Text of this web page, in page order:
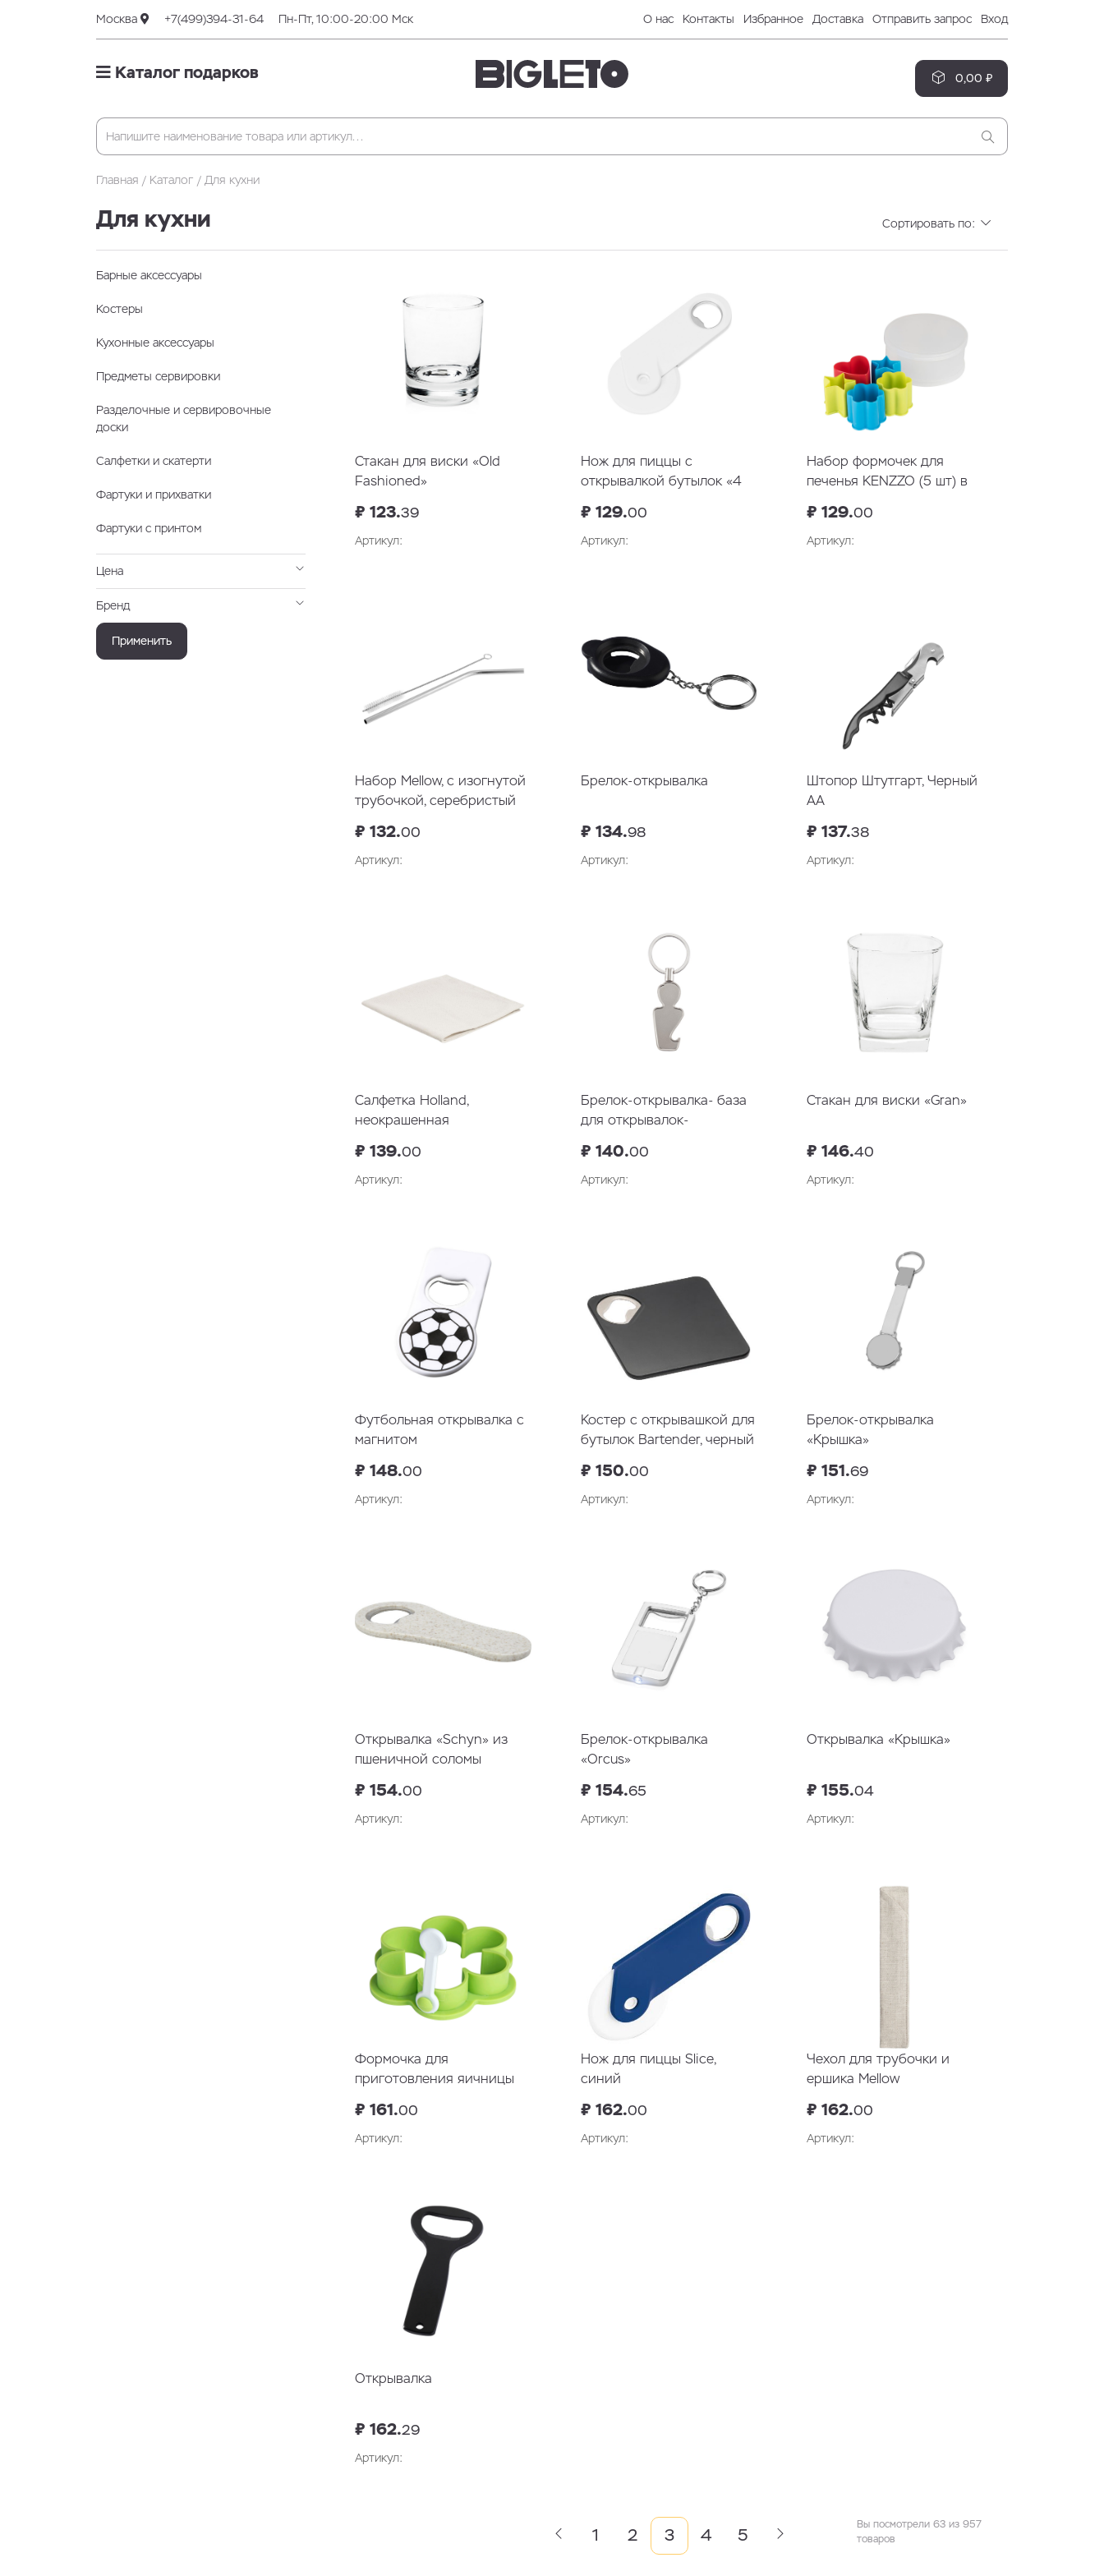
Москва +7(499)394-31-64 Пн-Пт, 10:00-20:00 Мск О нас Контакты Избранное Доставка Отправить запрос Вход
Каталог подарков 0,00 ₽
Главная Каталог Для кухни
Для кухни Сортировать по:
Барные аксессуары
Костеры
Кухонные аксессуары
Предметы сервировки
Разделочные и сервировочные
доски
Салфетки и скатерти
Фартуки и прихватки
Фартуки с принтом
Цена
Бренд
Применить
Стакан для виски «Old
Fashioned»
₽ 123.39
Артикул:
Нож для пиццы с
открывалкой бутылок «4
₽ 129.00
Артикул:
Набор формочек для
печенья KENZZO (5 шт) в
₽ 129.00
Артикул:
Набор Mellow, с изогнутой
трубочкой, серебристый
₽ 132.00
Артикул:
Брелок-открывалка
₽ 134.98
Артикул:
Штопор Штутгарт, Черный
AA
₽ 137.38
Артикул:
Салфетка Holland,
неокрашенная
₽ 139.00
Артикул:
Брелок-открывалка- база
для открывалок-
₽ 140.00
Артикул:
Стакан для виски «Gran»
₽ 146.40
Артикул:
Футбольная открывалка с
магнитом
₽ 148.00
Артикул:
Костер с открывашкой для
бутылок Bartender, черный
₽ 150.00
Артикул:
Брелок-открывалка
«Крышка»
₽ 151.69
Артикул:
Открывалка «Schyn» из
пшеничной соломы
₽ 154.00
Артикул:
Брелок-открывалка
«Orcus»
₽ 154.65
Артикул:
Открывалка «Крышка»
₽ 155.04
Артикул:
Формочка для
приготовления яичницы
₽ 161.00
Артикул:
Нож для пиццы Slice,
синий
₽ 162.00
Артикул:
Чехол для трубочки и
ершика Mellow
₽ 162.00
Артикул:
Открывалка
₽ 162.29
Артикул:
1 2 3 4 5
Вы посмотрели 63 из 957
товаров